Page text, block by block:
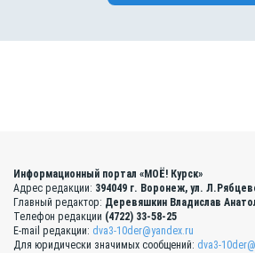
Информационный портал «МОЁ! Курск»
Адрес редакции: 394049 г. Воронеж, ул.
Главный редактор: Деревяшкин Владислав
Телефон редакции (4722) 33-58-25
E-mail редакции: dva3-10der@yandex.ru
Для юридически значимых сообщений: dva3-